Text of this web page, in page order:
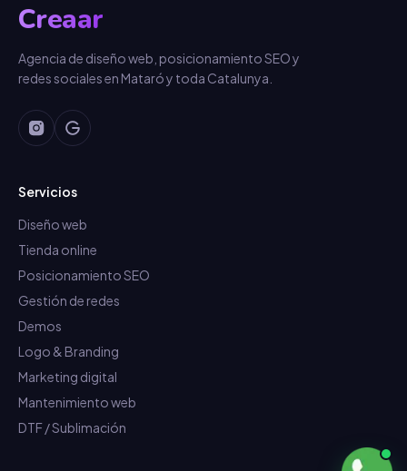
Creaar
Agencia de diseño web, posicionamiento SEO y
redes sociales en Mataró y toda Catalunya.
Servicios
Diseño web
Tienda online
Posicionamiento SEO
Gestión de redes
Demos
Logo & Branding
Marketing digital
Mantenimiento web
DTF / Sublimación